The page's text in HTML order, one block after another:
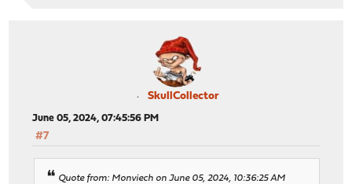
SkullCollector
June 05, 2024, 07:45:56 PM
#7
Quote from: Monviech on June 05, 2024, 10:36:25 AM